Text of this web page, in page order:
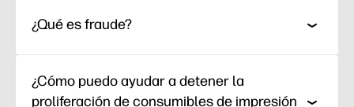
¿Qué es fraude?
¿Cómo puedo ayudar a detener la
proliferación de consumibles de impresión